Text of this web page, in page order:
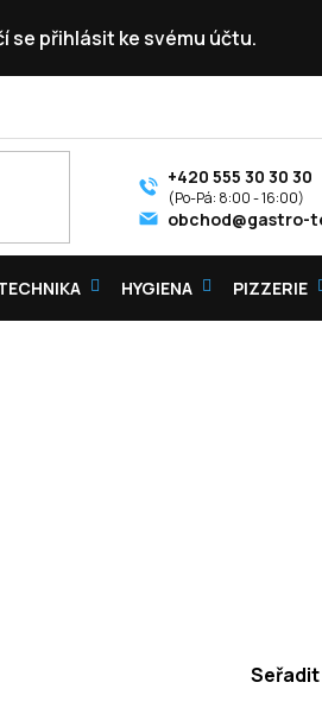
se přihlásit ke svému účtu.
+420 555 30 30 30
obchod@gastro-
HYGIENA PIZZERIE
Seřadit